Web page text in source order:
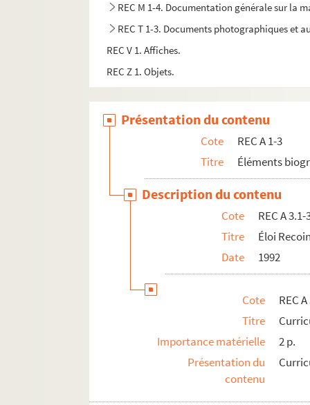
REC M 1-4. Documentation générale sur la
REC T 1-3. Documents photographiques et
REC V 1. Affiches.
REC Z 1. Objets.
Présentation du contenu
Cote
REC A 1-3
Titre
Éléments
Description du contenu
Cote
REC A 3.1-
Titre
Éloi
Date
1992
Cote
REC
Titre
Importance matérielle
2 p.
Présentation du
contenu